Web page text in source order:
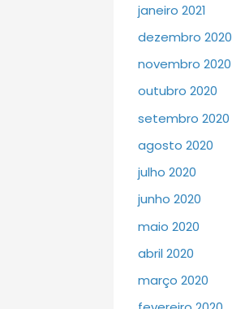
janeiro 2021
dezembro 2020
novembro 2020
outubro 2020
setembro 2020
agosto 2020
julho 2020
junho 2020
maio 2020
abril 2020
março 2020